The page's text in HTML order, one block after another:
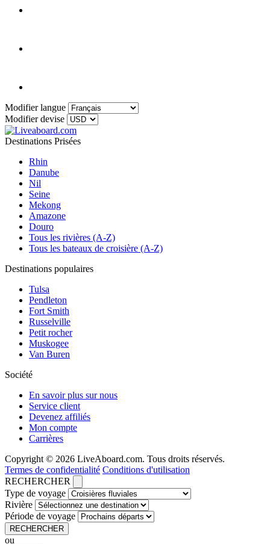
Modifier langue
Modifier devise
Destinations Prisées
Rhin
Danube
Nil
Seine
Mekong
Amazone
Douro
Tous les rivières (A-Z)
Tous les bateaux de croisière (A-Z)
Destinations populaires
Tulsa
Pendleton
Fort Smith
Russelville
Petit rocher
Muskogee
Van Buren
Société
En savoir plus sur nous
Service client
Devenez affiliés
Mon compte
Carrières
Copyright © 2026 LiveAboard.com. Tous droits réservés.
Termes de confidentialité Conditions d'utilisation
RECHERCHER
Type de voyage
Rivière
Période de voyage
RECHERCHER
ou